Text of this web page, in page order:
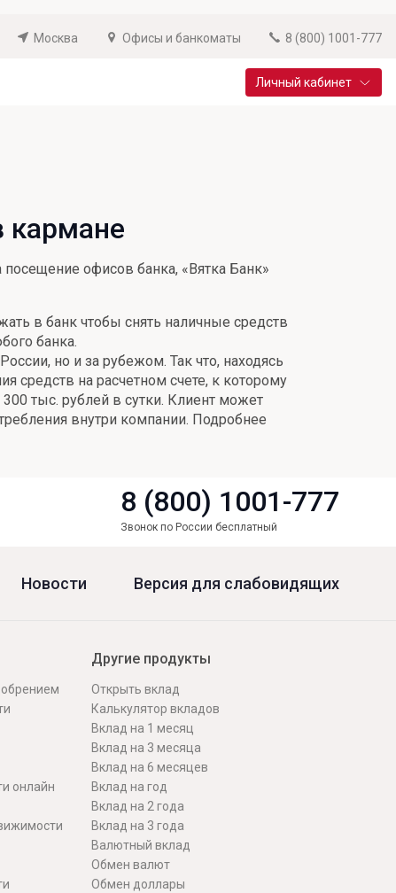
Москва Офисы и банкоматы 8 (800) 1001-777
Подробнее
Личный кабинет
кармане
офисов банка, «Вятка Банк»
в банк чтобы снять наличные средств
банка.
но и за рубежом. Так что, находясь
средств на расчетном счете, к которому
тыс. рублей в сутки. Клиент может
внутри компании. Подробнее
8 (800) 1001-777
Звонок по России бесплатный
Новости Версия для слабовидящих
онлайн
Другие продукты
Открыть вклад
Калькулятор вкладов
Вклад на 1 месяц
Вклад на 3 месяца
Вклад на 6 месяцев
Вклад на год
Вклад на 2 года
Вклад на 3 года
Валютный вклад
Обмен валют
Обмен доллары